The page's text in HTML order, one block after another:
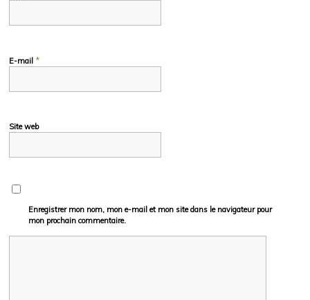
E-mail *
Site web
Enregistrer mon nom, mon e-mail et mon site dans le navigateur pour
mon prochain commentaire.